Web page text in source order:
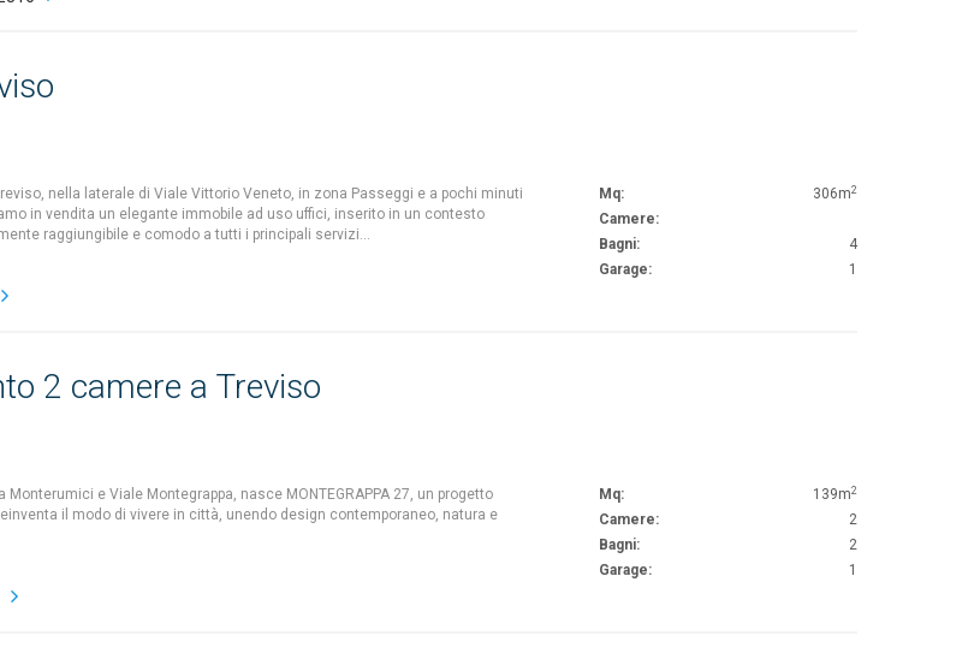
nella laterale di Viale Vittorio Veneto, in zona Passeggi e a pochi minuti
in vendita un elegante immobile ad uso uffici, inserito in un contesto
raggiungibile e comodo a tutti i principali servizi…
Mq: 306m2
Camere:
Bagni:
4
Garage:
1
2 camere a Treviso
Monterumici e Viale Montegrappa, nasce MONTEGRAPPA 27, un progetto
il modo di vivere in città, unendo design contemporaneo, natura e
Mq: 139m2
Camere:
2
Bagni:
2
Garage:
1